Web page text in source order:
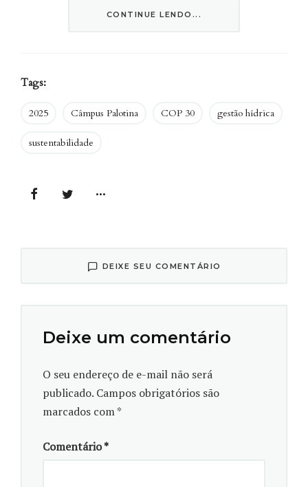
pesquisadoras do Brasil em seu campo de
conferência global sediada em Belém (PA) e seus
trabalhos mais recentes para compreender os
formulação de políticas públicas baseadas na
Um dos objetivos da COP 30 é promover um diálogo
esporadicamente ou, ainda, que a mudança climática
dados do passado e o que tem acontecido. Não é que
não possamos produzir, ter industrialização, mas o
fato é que isso foi e continua sendo totalmente
tentado trazer.
CONTINUE LENDO...
Tags:
2025 Câmpus Palotina COP 30 gestão hídrica
sustentabilidade
DEIXE SEU COMENTÁRIO
Deixe um comentário
O seu endereço de e-mail não será
publicado. Campos obrigatórios são
marcados com*
Comentário*